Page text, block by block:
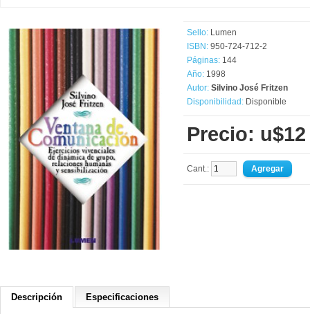
Sello: Lumen
ISBN: 950-724-712-2
Páginas: 144
Año: 1998
Autor: Silvino José Fritzen
Disponibilidad: Disponible
Precio: u$12
Cant.:
Descripción Especificaciones